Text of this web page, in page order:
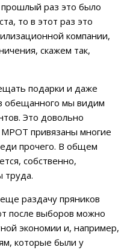
раз это было
то в этот раз это
компании,
скажем так,
подарки и даже
обещанного мы видим
Это довольно
МРОТ привязаны многие
прочего. В общем
собственно,
труда.
раздачу пряников
после выборов можно
экономии и, например,
которые были у